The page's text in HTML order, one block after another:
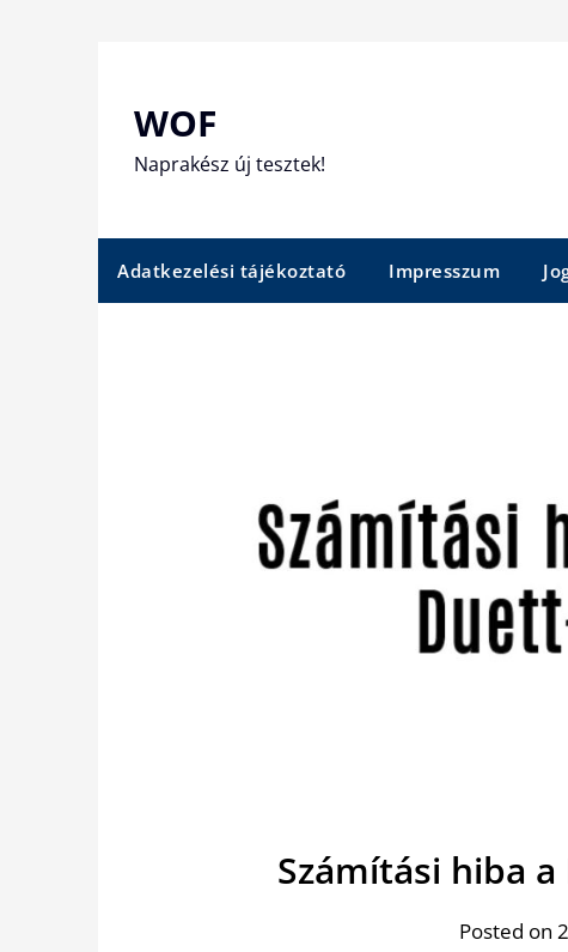
WOF
Naprakész új tesztek!
Adatkezelési tájékoztató Impresszum
Számítási hiba
Posted on